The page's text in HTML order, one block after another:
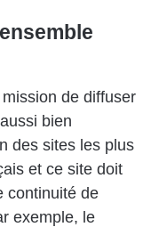
de diffuser
bien
des sites les plus
et ce site doit
continuité de
exemple, le